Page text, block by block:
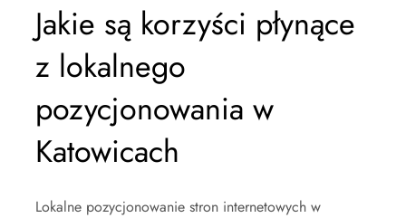
Jakie są korzyści płynące
z lokalnego
pozycjonowania w
Katowicach
Lokalne pozycjonowanie stron internetowych w